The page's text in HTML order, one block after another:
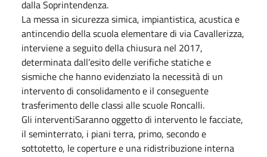
dalla Soprintendenza.
La messa in sicurezza simica, impiantistica, acustica e
antincendio della scuola elementare di via Cavallerizza,
interviene a seguito della chiusura nel 2017,
determinata dall’esito delle verifiche statiche e
sismiche che hanno evidenziato la necessità di un
intervento di consolidamento e il conseguente
trasferimento delle classi alle scuole Roncalli.
Gli interventiSaranno oggetto di intervento le facciate,
il seminterrato, i piani terra, primo, secondo e
sottotetto, le coperture e una ridistribuzione interna